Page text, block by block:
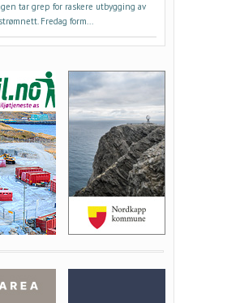
tar grep for raskere utbygging av
Fredag form...